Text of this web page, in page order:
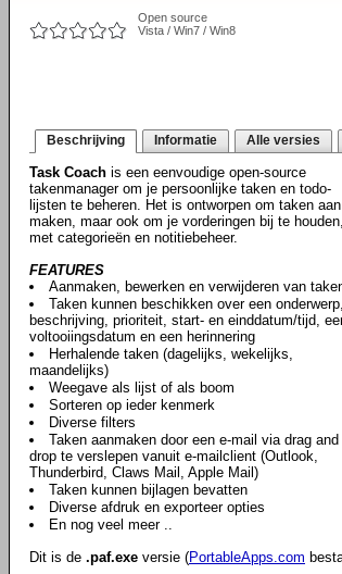
Open source
Vista / Win7 / Win8
Beschrijving Informatie Alle versies
Task Coach is een eenvoudige open-source
takenmanager om je persoonlijke taken en todo-
lijsten te beheren. Het is ontworpen om taken
maken, maar ook om je vorderingen bij te houden,
met categorieën en notitiebeheer.
FEATURES
Aanmaken, bewerken en verwijderen van
Taken kunnen beschikken over een onderwerp,
beschrijving, prioriteit, start- en einddatum/tijd,
voltooiingsdatum en een herinnering
Herhalende taken (dagelijks, wekelijks,
maandelijks)
Weegave als lijst of als boom
Sorteren op ieder kenmerk
Diverse filters
Taken aanmaken door een e-mail via drag and
drop te verslepen vanuit e-mailclient (Outlook,
Thunderbird, Claws Mail, Apple Mail)
Taken kunnen bijlagen bevatten
Diverse afdruk en exporteer opties
En nog veel meer ..
Dit is de .paf.exe versie (PortableApps.com